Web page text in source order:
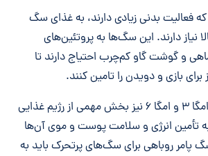
فعالیت بدنی زیادی دارند، به غذای سگ
نیاز دارند. این سگ‌ها به پروتئین‌های
و گوشت گاو کم‌چرب احتیاج دارند تا
برای بازی و دویدن را تامین کنند.
چربی‌های سالم مانند امگا ۳ و امگا ۶ نیز بخش مهمی از رژیم غذایی
تأمین انرژی و سلامت پوست و موی آن‌ها
روباهی برای سگ‌های پرتحرک باید به